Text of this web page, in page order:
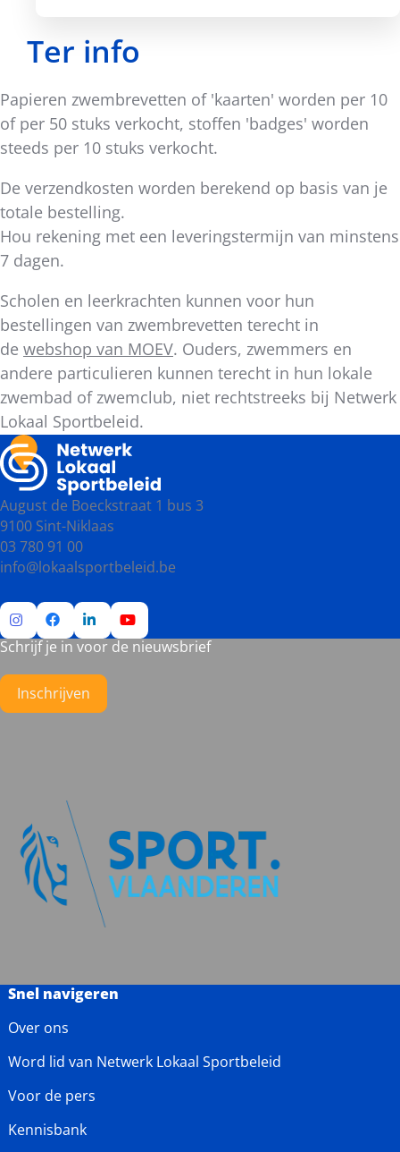
Ter info
Papieren zwembrevetten of 'kaarten' worden per 10
of per 50 stuks verkocht, stoffen 'badges' worden
steeds per 10 stuks verkocht.
De verzendkosten worden berekend op basis van je
totale bestelling.
Hou rekening met een leveringstermijn van minstens
7 dagen.
Scholen en leerkrachten kunnen voor hun
bestellingen van zwembrevetten terecht in
de webshop van MOEV. Ouders, zwemmers en
andere particulieren kunnen terecht in hun lokale
zwembad of zwemclub, niet rechtstreeks bij Netwerk
Lokaal Sportbeleid.
August de Boeckstraat 1 bus 3
9100 Sint-Niklaas
03 780 91 00
info@lokaalsportbeleid.be
Ga
Instagram
Ga
Facebook
Ga
LinkedIn
Ga
Snel navigeren
Over ons
Word lid van Netwerk Lokaal Sportbeleid
Voor de pers
Kennisbank
Schrijf je in voor de nieuwsbrief
Inschrijven